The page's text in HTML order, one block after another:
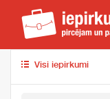
Visi iepirkumi